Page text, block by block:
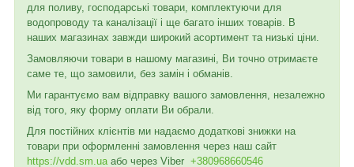
для поливу, господарські товари, комплектуючи для
водопроводу та каналізації і ще багато інших товарів. В
наших магазинах завжди широкий асортимент та низькі ціни.
Замовляючи товари в нашому магазині, Ви точно отримаєте
саме те, що замовили, без замін і обманів.
Ми гарантуємо вам відправку вашого замовлення, незалежно
від того, яку форму оплати Ви обрали.
Для постійних клієнтів ми надаємо додаткові знижки на
товари при оформленні замовлення через наш сайт
https://vdd.sm.ua або через Viber +380968660546